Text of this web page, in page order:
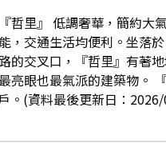
哲里』 低調奢華，簡約大
，交通生活均便利。坐落
交叉口，『哲里』有著
亮眼也最氣派的建築物。
。(資料最後更新日：